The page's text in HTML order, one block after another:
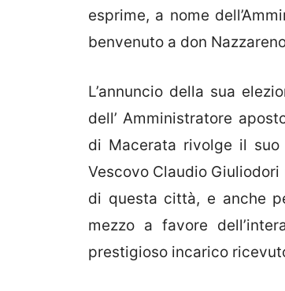
esprime, a nome
benvenuto a don
L’annuncio della sua
dell’ Amministratore
di Macerata rivolge il suo
Vescovo Claudio
di questa città, e anche
mezzo a favore
prestigioso incarico